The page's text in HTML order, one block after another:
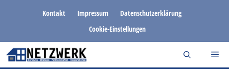
Kontakt Impressum
Datenschutzerklärung
Cookie-Einstellungen